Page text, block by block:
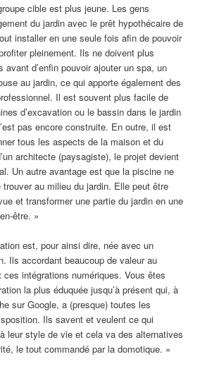
cible est plus jeune. Les gens
du jardin avec le prêt hypothécaire de
installer en une seule fois afin de pouvoir
pleinement. Ils ne doivent plus
avant d’enfin pouvoir ajouter un spa, un
au jardin, ce qui apporte également des
Il est souvent plus facile de
d’excavation ou le bassin dans le jardin
pas encore construite. En outre, il est
tous les aspects de la maison et du
architecte (paysagiste), le projet devient
Un autre avantage est que la piscine ne
au milieu du jardin. Elle peut être
et transformer une partie du jardin en une
être. »
est, pour ainsi dire, née avec un
Ils accordant beaucoup de valeur au
ces intégrations numériques. Vous êtes
la plus éduquée jusqu’à présent qui, à
sur Google, a (presque) toutes les
Ils savent et veulent ce qui
leur style de vie et cela va des alternatives
le tout commandé par la domotique. »